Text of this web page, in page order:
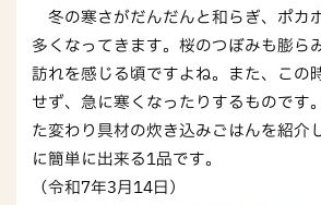
冬の寒さがだんだんと和らぎ、ポカ
多くなってきます。桜のつぼみも膨ら
訪れを感じる頃ですよね。また、この
せず、急に寒くなったりするものです
た変わり具材の炊き込みごはんを紹介
に簡単に出来る1品です。
（令和7年3月14日）